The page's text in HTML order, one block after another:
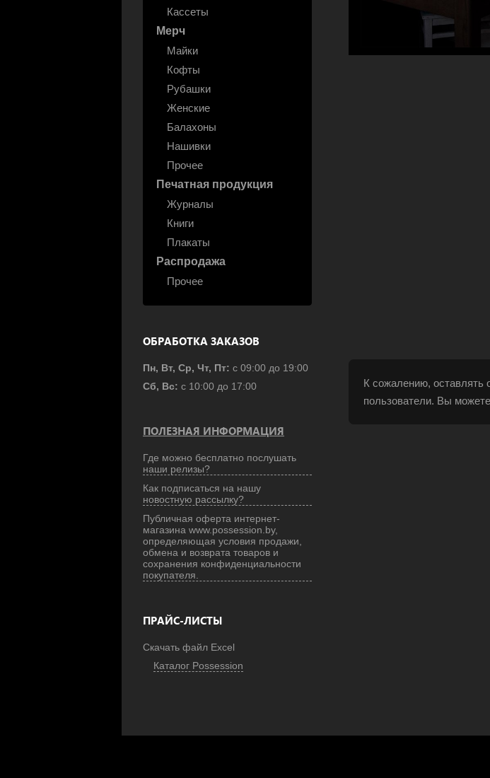
Кассеты
Мерч
Майки
Кофты
Рубашки
Женские
Балахоны
Нашивки
Прочее
Печатная продукция
Журналы
Книги
Плакаты
Распродажа
Прочее
ОБРАБОТКА ЗАКАЗОВ
Пн, Вт, Ср, Чт, Пт: с 09:00 до 19:00
Сб, Вс: с 10:00 до 17:00
ПОЛЕЗНАЯ ИНФОРМАЦИЯ
Где можно бесплатно послушать
наши релизы?
Как подписаться на нашу
новостную рассылку?
Публичная оферта интернет-
магазина www.possession.by,
определяющая условия продажи,
обмена и возврата товаров и
сохранения конфиденциальности
покупателя.
ПРАЙС-ЛИСТЫ
Скачать файл Excel
Каталог Possession
К сожалению, оставлять
пользователи. Вы можете